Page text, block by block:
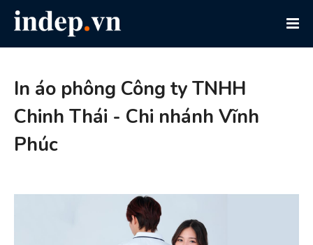
In áo phông Công ty TNHH
Chinh Thái - Chi nhánh Vĩnh
Phúc